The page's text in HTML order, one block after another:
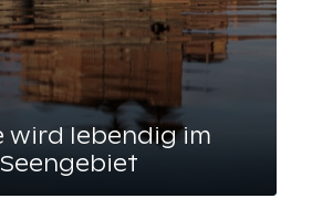
wird lebendig im